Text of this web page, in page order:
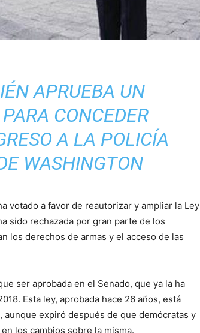
APRUEBA UN
CONCEDER
A LA POLICÍA
WASHINGTON
votado a favor de reautorizar y ampliar la Ley
sido rechazada por gran parte de los
los derechos de armas y el acceso de las
ser aprobada en el Senado, que ya la ha
Esta ley, aprobada hace 26 años, está
expiró después de que demócratas y
los cambios sobre la misma.